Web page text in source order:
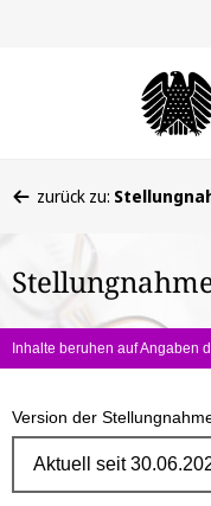
befinden
hier:
zurück zu:
Inhalte beruhen auf Angaben
Version der